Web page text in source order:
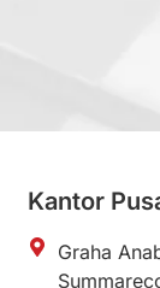
Kantor
Graha